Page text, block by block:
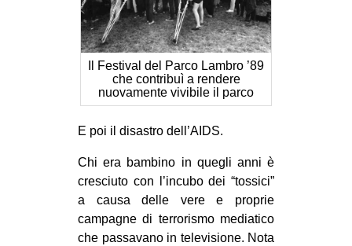
Il Festival del Parco Lambro ’89
che contribuì a rendere
nuovamente vivibile il parco
E poi il disastro dell’AIDS.
Chi era bambino in quegli anni è
cresciuto con l’incubo dei “tossici”
a causa delle vere e proprie
campagne di terrorismo mediatico
che passavano in televisione. Nota